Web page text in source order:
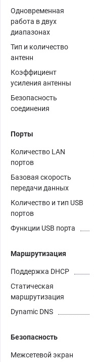
Одновременная
работа в двух
диапазонах
Тип и количество
антенн
Коэффициент
усиления антенны
Безопасность
соединения
Порты
Количество LAN
портов
Базовая скорость
передачи данных
Количество и тип USB
портов
Функции USB порта
Маршрутизация
Поддержка DHCP
Статическая
маршрутизация
Dynamic DNS
Безопасность
Межсетевой экран